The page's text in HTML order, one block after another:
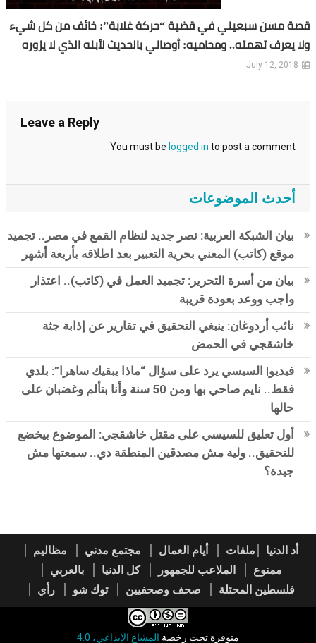
قصة مسن سبعيني في قضية “حركة غلابة”: خائف من كل شيء
ولا يعرف تهمته.. ومحاميه: أوصاني بالحديث لأبنه الذي لا يزوره
July 12, 2018
Leave a Reply
You must be logged in to post a comment.
أحدث الموضوعات
بيان الشبكة العربية: نصر جديد لنظام القمع في مصر.. تجميد
موقع (كاتب) المعني بحرية التعبير بعد اطلاقه بأربعة أشهر
بيان من أسرة التحرير: تجميد العمل في (كاتب).. اعتذار
واجب ووعد بعودة قريبة
نائب أردوغان: ينبغي التحقيق في تقارير عن إذابة جثة
خاشقجي في الحمض
فيديو| السيسي يرد على سؤال “ماذا يبقيك ساهرا”: بلدي
فقط.. نايم صاحي بها ومن 50 سنة وأنا بتألم وغضبان على
حالها
أول تعليق للسيسي على مقتل خاشقجي: الموضوع بيخضع
للتحقيق.. ولية مش مصدقين المنطقة دي.. سمعتها مش
جيدة؟
أد الدنيا ملفات أيام العمال مجتمع مدني
مظاليم
ممنوع
الملاعب للجمهور كل الدنيا
بالعربي
فلسطين المحتلة
صحف وصحفيين توك شو رأي
متوفرة تحت رخصة المشاع الإبداعي، 4.0